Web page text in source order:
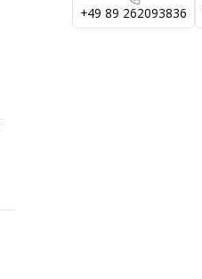
+49 89 262093836